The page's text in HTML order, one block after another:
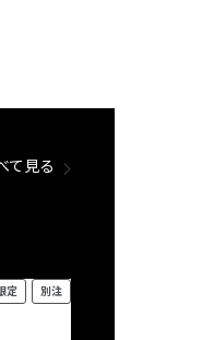
て見る
定 別注